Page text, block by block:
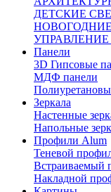
ДЕТСКИЕ
Панели
3D Гипсовые
МДФ панели
Зеркала
Настенные
Напольные
Профили Alum
Теневой
Встраиваемый
Накладной